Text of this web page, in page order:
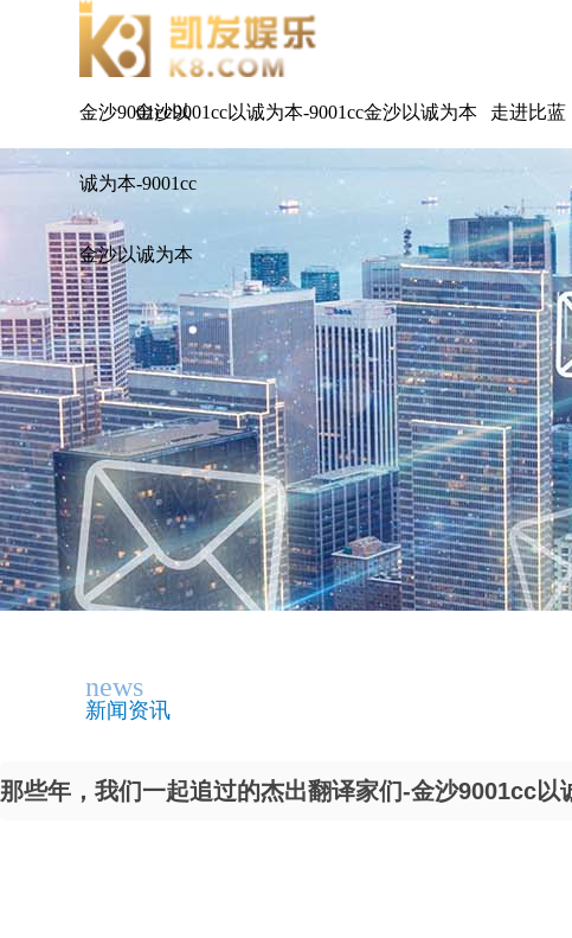
金沙9001cc以
诚为本-9001cc
金沙以诚为本
金沙9001cc以诚为本-9001cc金沙以诚为本 走进比蓝
news
新闻资讯
那些年，我们一起追过的杰出翻译家们-金沙9001cc以